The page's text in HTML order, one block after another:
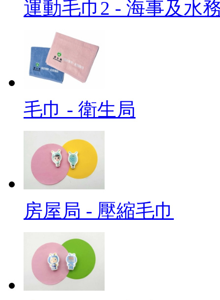
運動毛巾2 - 海事及水
毛巾 - 衛生局
房屋局 - 壓縮毛巾